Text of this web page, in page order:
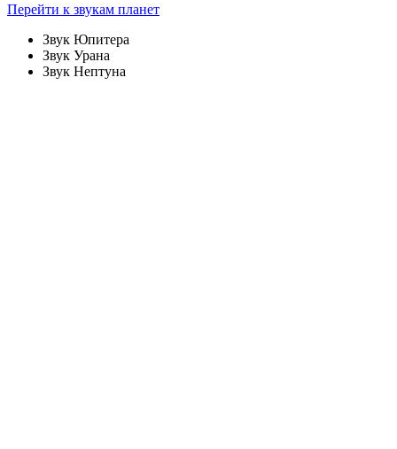
Перейти к звукам планет
Звук Юпитера
Звук Урана
Звук Нептуна